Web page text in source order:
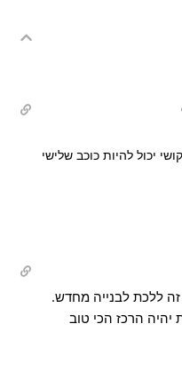
יכול להיות כוכב שלישי
זה ללכת לבנייה מחדש.
הרכז הכי טוב